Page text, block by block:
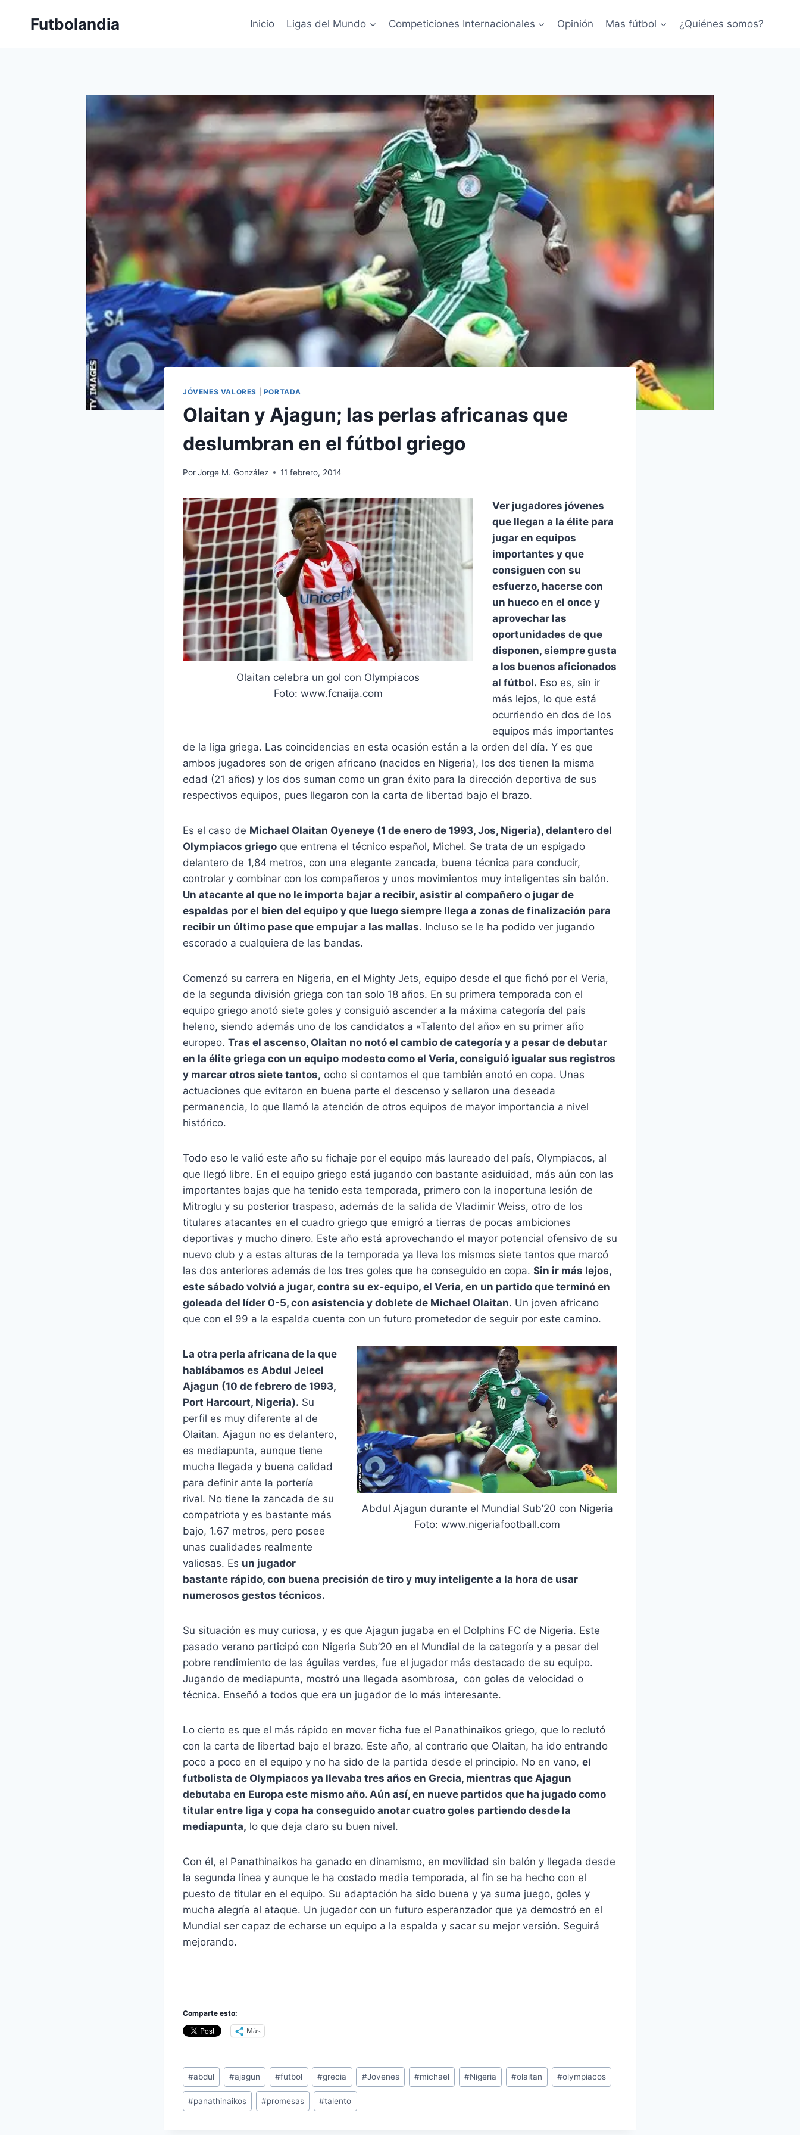
Futbolandia Inicio Ligas del Mundo Competiciones Internacionales Opinión Mas fútbol ¿Quiénes somos?
JÓVENES VALORES PORTADA
Olaitan y Ajagun; las perlas africanas que
deslumbran en el fútbol griego
PorJorge M. González 11 febrero, 2014
Olaitan celebra un gol con Olympiacos
Foto: www.fcnaija.com
Ver jugadores jóvenes
que llegan a la élite para
jugar en equipos
importantes y que
consiguen con su
esfuerzo, hacerse con
un hueco en el once y
aprovechar las
oportunidades de que
disponen, siempre gusta
a los buenos aficionados
al fútbol. Eso es, sin ir
más lejos, lo que está
ocurriendo en dos de los
equipos más importantes
de la liga griega. Las coincidencias en esta ocasión están a la orden del día. Y es que
ambos jugadores son de origen africano (nacidos en Nigeria), los dos tienen la misma
edad (21 años) y los dos suman como un gran éxito para la dirección deportiva de sus
respectivos equipos, pues llegaron con la carta de libertad bajo el brazo.
Es el caso de Michael Olaitan Oyeneye (1 de enero de 1993, Jos, Nigeria), delantero del
Olympiacos griego que entrena el técnico español, Michel. Se trata de un espigado
delantero de 1,84 metros, con una elegante zancada, buena técnica para conducir,
controlar y combinar con los compañeros y unos movimientos muy inteligentes sin balón.
Un atacante al que no le importa bajar a recibir, asistir al compañero o jugar de
espaldas por el bien del equipo y que luego siempre llega a zonas de finalización para
recibir un último pase que empujar a las mallas. Incluso se le ha podido ver jugando
escorado a cualquiera de las bandas.
Comenzó su carrera en Nigeria, en el Mighty Jets, equipo desde el que fichó por el Veria,
de la segunda división griega con tan solo 18 años. En su primera temporada con el
equipo griego anotó siete goles y consiguió ascender a la máxima categoría del país
heleno, siendo además uno de los candidatos a «Talento del año» en su primer año
europeo. Tras el ascenso, Olaitan no notó el cambio de categoría y a pesar de debutar
en la élite griega con un equipo modesto como el Veria, consiguió igualar sus registros
y marcar otros siete tantos, ocho si contamos el que también anotó en copa. Unas
actuaciones que evitaron en buena parte el descenso y sellaron una deseada
permanencia, lo que llamó la atención de otros equipos de mayor importancia a nivel
histórico.
Todo eso le valió este año su fichaje por el equipo más laureado del país, Olympiacos, al
que llegó libre. En el equipo griego está jugando con bastante asiduidad, más aún con las
importantes bajas que ha tenido esta temporada, primero con la inoportuna lesión de
Mitroglu y su posterior traspaso, además de la salida de Vladimir Weiss, otro de los
titulares atacantes en el cuadro griego que emigró a tierras de pocas ambiciones
deportivas y mucho dinero. Este año está aprovechando el mayor potencial ofensivo de su
nuevo club y a estas alturas de la temporada ya lleva los mismos siete tantos que marcó
las dos anteriores además de los tres goles que ha conseguido en copa. Sin ir más lejos,
este sábado volvió a jugar, contra su ex-equipo, el Veria, en un partido que terminó en
goleada del líder 0-5, con asistencia y doblete de Michael Olaitan. Un joven africano
que con el 99 a la espalda cuenta con un futuro prometedor de seguir por este camino.
Abdul Ajagun durante el Mundial Sub’20 con Nigeria
Foto: www.nigeriafootball.com
La otra perla africana de la que
hablábamos es Abdul Jeleel
Ajagun (10 de febrero de 1993,
Port Harcourt, Nigeria). Su
perfil es muy diferente al de
Olaitan. Ajagun no es delantero,
es mediapunta, aunque tiene
mucha llegada y buena calidad
para definir ante la portería
rival. No tiene la zancada de su
compatriota y es bastante más
bajo, 1.67 metros, pero posee
unas cualidades realmente
valiosas. Es un jugador
bastante rápido, con buena precisión de tiro y muy inteligente a la hora de usar
numerosos gestos técnicos.
Su situación es muy curiosa, y es que Ajagun jugaba en el Dolphins FC de Nigeria. Este
pasado verano participó con Nigeria Sub’20 en el Mundial de la categoría y a pesar del
pobre rendimiento de las águilas verdes, fue el jugador más destacado de su equipo.
Jugando de mediapunta, mostró una llegada asombrosa, con goles de velocidad o
técnica. Enseñó a todos que era un jugador de lo más interesante.
Lo cierto es que el más rápido en mover ficha fue el Panathinaikos griego, que lo reclutó
con la carta de libertad bajo el brazo. Este año, al contrario que Olaitan, ha ido entrando
poco a poco en el equipo y no ha sido de la partida desde el principio. No en vano, el
futbolista de Olympiacos ya llevaba tres años en Grecia, mientras que Ajagun
debutaba en Europa este mismo año. Aún así, en nueve partidos que ha jugado como
titular entre liga y copa ha conseguido anotar cuatro goles partiendo desde la
mediapunta, lo que deja claro su buen nivel.
Con él, el Panathinaikos ha ganado en dinamismo, en movilidad sin balón y llegada desde
la segunda línea y aunque le ha costado media temporada, al fin se ha hecho con el
puesto de titular en el equipo. Su adaptación ha sido buena y ya suma juego, goles y
mucha alegría al ataque. Un jugador con un futuro esperanzador que ya demostró en el
Mundial ser capaz de echarse un equipo a la espalda y sacar su mejor versión. Seguirá
mejorando.
Comparte esto:
Más
Etiquetas
de
la
#abdul #ajagun #futbol #grecia #Jovenes #michael #Nigeria #olaitan #olympiacos
#panathinaikos #promesas #talento